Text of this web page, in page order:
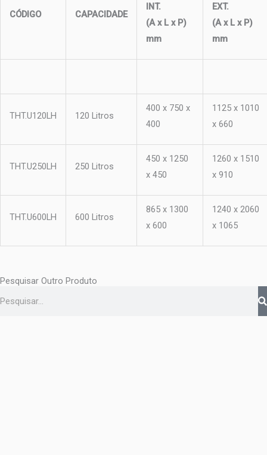
CÓDIGO CAPACIDADE
INT.
(A x L x P)
mm
EXT.
(A x L x P)
mm
THT.U120LH 120 Litros
400 x 750 x
400
1125 x 1010
x 660
THT.U250LH 250 Litros
450 x 1250
x 450
1260 x 1510
x 910
THT.U600LH 600 Litros
865 x 1300
x 600
1240 x 2060
x 1065
Pesquisar Outro Produto